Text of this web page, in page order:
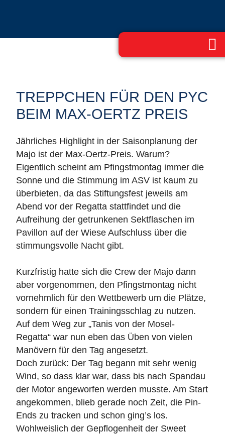
TREPPCHEN FÜR DEN PYC
BEIM MAX-OERTZ PREIS
Jährliches Highlight in der Saisonplanung der
Majo ist der Max-Oertz-Preis. Warum?
Eigentlich scheint am Pfingstmontag immer die
Sonne und die Stimmung im ASV ist kaum zu
überbieten, da das Stiftungsfest jeweils am
Abend vor der Regatta stattfindet und die
Aufreihung der getrunkenen Sektflaschen im
Pavillon auf der Wiese Aufschluss über die
stimmungsvolle Nacht gibt.
Kurzfristig hatte sich die Crew der Majo dann
aber vorgenommen, den Pfingstmontag nicht
vornehmlich für den Wettbewerb um die Plätze,
sondern für einen Trainingsschlag zu nutzen.
Auf dem Weg zur „Tanis von der Mosel-
Regatta“ war nun eben das Üben von vielen
Manövern für den Tag angesetzt.
Doch zurück: Der Tag begann mit sehr wenig
Wind, so dass klar war, dass bis nach Spandau
der Motor angeworfen werden musste. Am Start
angekommen, blieb gerade noch Zeit, die Pin-
Ends zu tracken und schon ging’s los.
Wohlweislich der Gepflogenheit der Sweet